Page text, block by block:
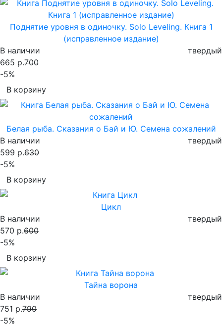
Поднятие уровня в одиночку. Solo Leveling. Книга 1
(исправленное издание)
В наличии
твердый
665 р.700
-5%
В корзину
Белая рыба. Сказания о Бай и Ю. Семена сожалений
В наличии
твердый
599 р.630
-5%
В корзину
Цикл
В наличии
твердый
570 р.600
-5%
В корзину
Тайна ворона
В наличии
твердый
751 р.790
-5%